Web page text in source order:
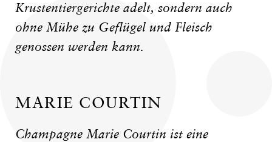
Krustentiergerichte adelt, sondern auch
ohne Mühe zu Geflügel und Fleisch
genossen werden kann.
MARIE COURTIN
Champagne Marie Courtin ist eine